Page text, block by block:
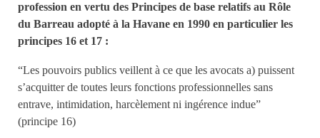
profession en vertu des Principes de base relatifs au Rôle
du Barreau adopté à la Havane en 1990 en particulier les
principes 16 et 17 :
“Les pouvoirs publics veillent à ce que les avocats a) puissent
s’acquitter de toutes leurs fonctions professionnelles sans
entrave, intimidation, harcèlement ni ingérence indue”
(principe 16)